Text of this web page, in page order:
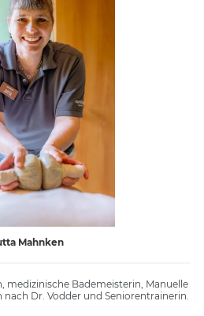
Mahnken
medizinische Bademeisterin, Manuelle
Dr. Vodder und Seniorentrainerin.